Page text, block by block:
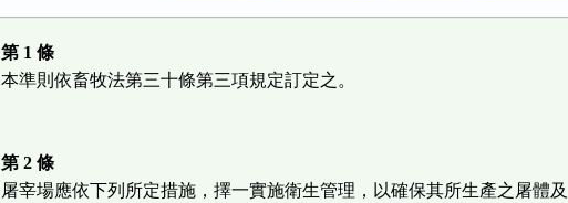
第 1 條
本準則依畜牧法第三十條第三項規定訂定之。
第 2 條
屠宰場應依下列所定措施，擇一實施衛生管理，以確保其所生產之屠體及